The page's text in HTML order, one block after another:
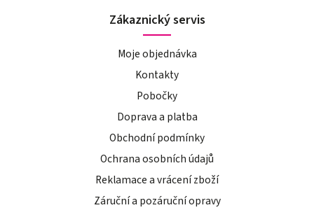
Zákaznický servis
Moje objednávka
Kontakty
Pobočky
Doprava a platba
Obchodní podmínky
Ochrana osobních údajů
Reklamace a vrácení zboží
Záruční a pozáruční opravy